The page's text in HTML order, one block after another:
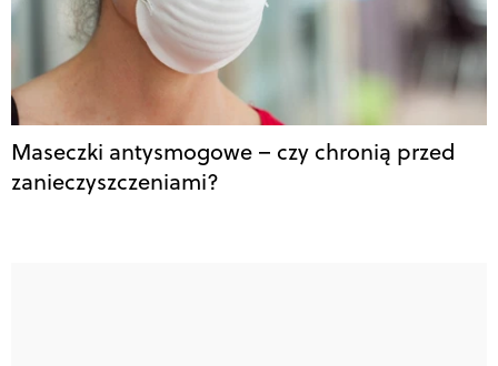
Maseczki antysmogowe – czy chronią przed
zanieczyszczeniami?